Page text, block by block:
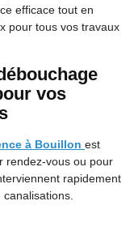
efficace tout en
pour tous vos travaux
vos
à Bouillon est
rendez-vous ou pour
rapidement